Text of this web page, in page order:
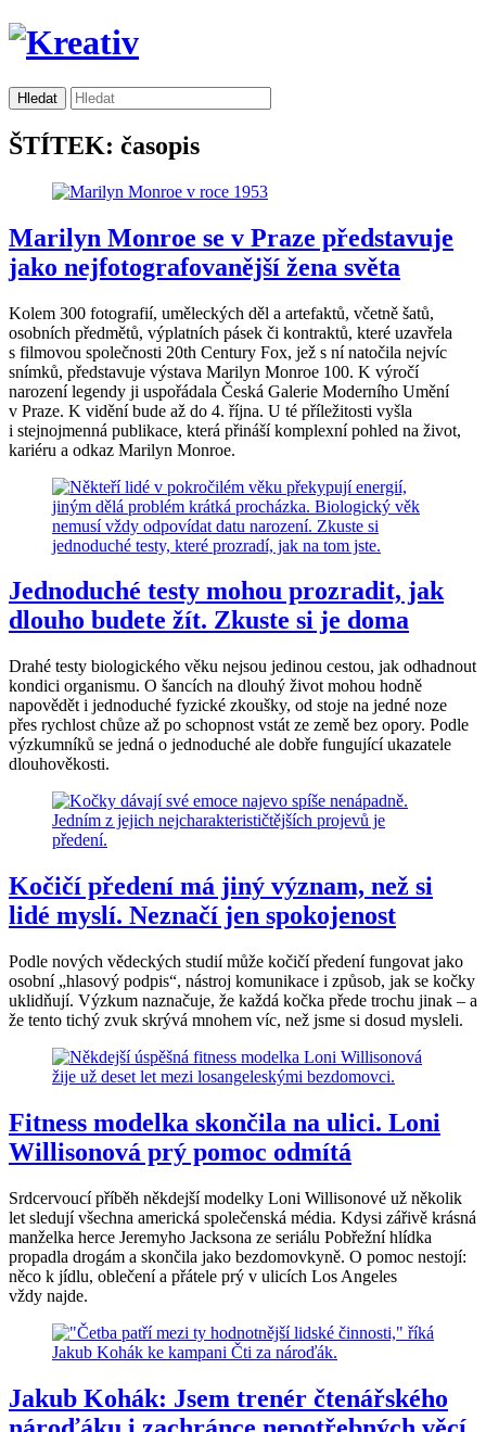
ŠTÍTEK: časopis
Marilyn Monroe se v Praze představuje
jako nejfotografovanější žena světa
Kolem 300 fotografií, uměleckých děl a artefaktů, včetně šatů,
osobních předmětů, výplatních pásek či kontraktů, které uzavřela
s filmovou společnosti 20th Century Fox, jež s ní natočila nejvíc
snímků, představuje výstava Marilyn Monroe 100. K výročí
narození legendy ji uspořádala Česká Galerie Moderního Umění
v Praze. K vidění bude až do 4. října. U té příležitosti vyšla
i stejnojmenná publikace, která přináší komplexní pohled na život,
kariéru a odkaz Marilyn Monroe.
Jednoduché testy mohou prozradit, jak
dlouho budete žít. Zkuste si je doma
Drahé testy biologického věku nejsou jedinou cestou, jak odhadnout
kondici organismu. O šancích na dlouhý život mohou hodně
napovědět i jednoduché fyzické zkoušky, od stoje na jedné noze
přes rychlost chůze až po schopnost vstát ze země bez opory. Podle
výzkumníků se jedná o jednoduché ale dobře fungující ukazatele
dlouhověkosti.
Kočičí předení má jiný význam, než si
lidé myslí. Neznačí jen spokojenost
Podle nových vědeckých studií může kočičí předení fungovat jako
osobní „hlasový podpis“, nástroj komunikace i způsob, jak se kočky
uklidňují. Výzkum naznačuje, že každá kočka přede trochu jinak – a
že tento tichý zvuk skrývá mnohem víc, než jsme si dosud mysleli.
Fitness modelka skončila na ulici. Loni
Willisonová prý pomoc odmítá
Srdcervoucí příběh někdejší modelky Loni Willisonové už několik
let sledují všechna americká společenská média. Kdysi zářivě krásná
manželka herce Jeremyho Jacksona ze seriálu Pobřežní hlídka
propadla drogám a skončila jako bezdomovkyně. O pomoc nestojí:
něco k jídlu, oblečení a přátele prý v ulicích Los Angeles
vždy najde.
Jakub Kohák: Jsem trenér čtenářského